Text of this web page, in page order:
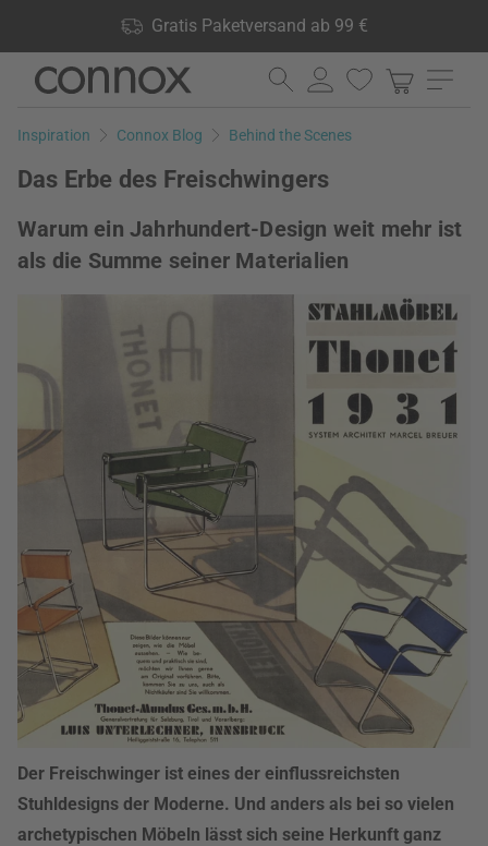
Gratis Paketversand ab 99 €
lagernd, 60 Tage Rückgaberecht
Direkt
Seiteninhalt
Direkt
Suchfeld
Inspiration Connox Blog Behind the Scenes
Das Erbe des Freischwingers
Warum ein Jahrhundert-Design weit mehr ist
als die Summe seiner Materialien
Der Freischwinger ist eines der einflussreichsten
Stuhldesigns der Moderne. Und anders als bei so vielen
archetypischen Möbeln lässt sich seine Herkunft ganz